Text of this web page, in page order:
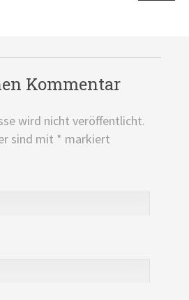
Kommentar
wird nicht veröffentlicht.
sind mit * markiert